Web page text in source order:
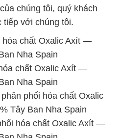
chất Oxalic Axít —
Nha Spain
phối hóa chất Oxalic
Tây Ban Nha Spain
hóa chất Oxalic Axít —
Nha Spain
cấp hóa chất Oxalic Axít
Ban Nha Spain
chất Oxalic Axít — Oxalat
Spain